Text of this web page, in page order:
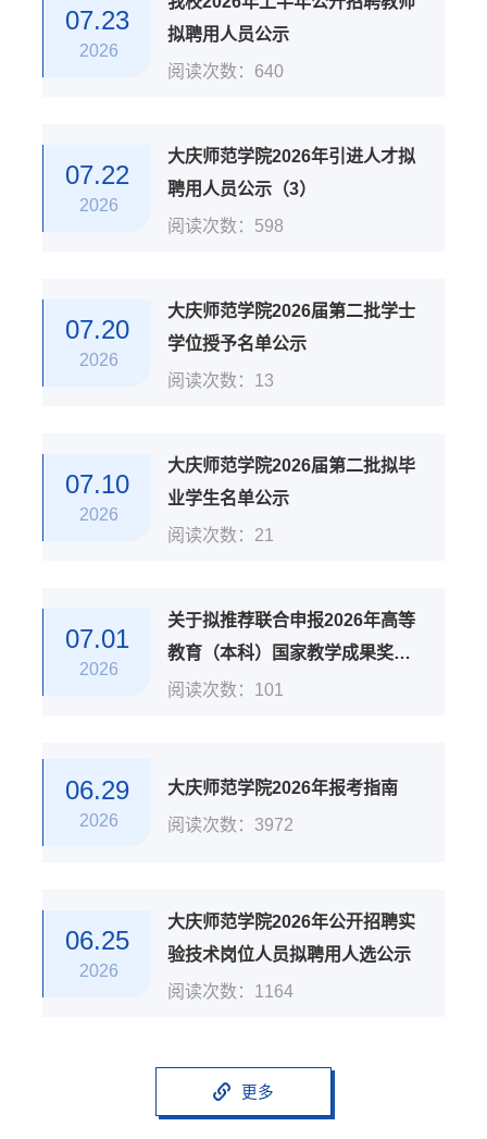
07.23
2026
拟聘用人员公示
阅读次数： 640
07.22
2026
大庆师范学院2026年引进人才拟
聘用人员公示（3）
阅读次数： 598
07.20
2026
大庆师范学院2026届第二批学士
学位授予名单公示
阅读次数： 13
07.10
2026
大庆师范学院2026届第二批拟毕
业学生名单公示
阅读次数： 21
07.01
2026
关于拟推荐联合申报2026年高等
教育（本科）国家教学成果奖项
目的公示
阅读次数： 101
06.29
2026
大庆师范学院2026年报考指南
阅读次数： 3972
06.25
2026
大庆师范学院2026年公开招聘实
验技术岗位人员拟聘用人选公示
阅读次数： 1164
更多